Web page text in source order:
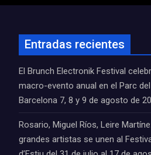
Entradas recientes
El Brunch Electronik Festival
macro-evento anual en el Parc
Barcelona 7, 8 y 9 de agosto de
Rosario, Miguel Ríos, Leire
grandes artistas se unen al